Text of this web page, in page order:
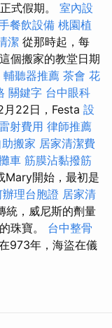
式假期。 室內設
餐飲設備 桃園植
潔 從那時起，每
個搬家的教堂日期
輔聽器推薦 茶會 花
關鍵字 台中眼科
22日，Festa 設
射費用 律師推薦
助搬家 居家清潔費
車 筋膜沾黏撥筋
Mary開始，最初是
理台胞證 居家清
統，威尼斯的劑量
珠寶。 台中整骨
973年，海盜在儀